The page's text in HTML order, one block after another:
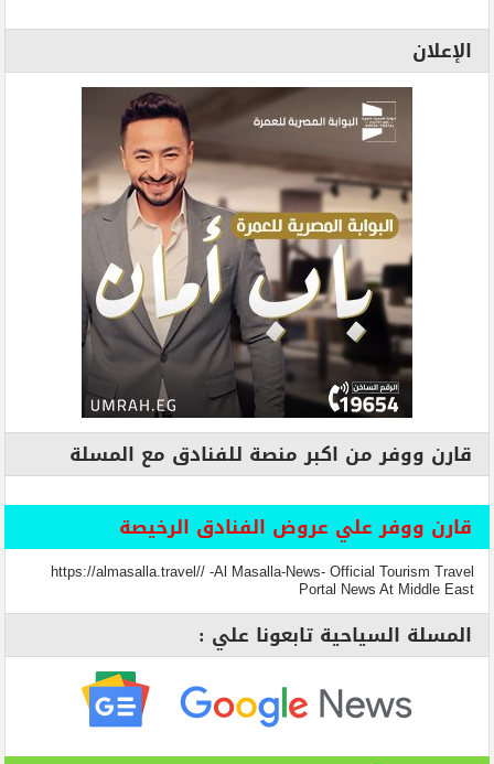
الإعلان
قارن ووفر من اكبر منصة للفنادق مع المسلة
قارن ووفر علي عروض الفنادق الرخيصة
https://almasalla.travel// -Al Masalla-News- Official Tourism Travel
Portal News At Middle East
المسلة السياحية تابعونا علي :